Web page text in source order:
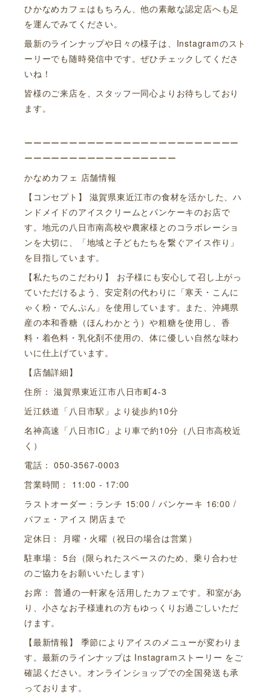
ひかなめカフェはもちろん、他の素敵な認定店へも足
を運んでみてください。
最新のラインナップや日々の様子は、Instagramのスト
ーリーでも随時発信中です。ぜひチェックしてくださ
いね！
皆様のご来店を、スタッフ一同心よりお待ちしており
ます。
ーーーーーーーーーーーーーーーーーーーーーーーー
ーーーーーーーーーーーーーーーーー
かなめカフェ 店舗情報
【コンセプト】 滋賀県東近江市の食材を活かした、ハ
ンドメイドのアイスクリームとパンケーキのお店で
す。地元の八日市南高校や農家様とのコラボレーショ
ンを大切に、「地域と子どもたちを繋ぐアイス作り」
を目指しています。
【私たちのこだわり】 お子様にも安心して召し上がっ
ていただけるよう、安定剤の代わりに「寒天・こんに
ゃく粉・でんぷん」を使用しています。また、沖縄県
産の本和香糖（ほんわかとう）や粗糖を使用し、香
料・着色料・乳化剤不使用の、体に優しい自然な味わ
いに仕上げています。
【店舗詳細】
住所： 滋賀県東近江市八日市町4-3
近江鉄道「八日市駅」より徒歩約10分
名神高速「八日市IC」より車で約10分（八日市高校近
く）
電話： 050-3567-0003
営業時間： 11:00 - 17:00
ラストオーダー：ランチ 15:00 / パンケーキ 16:00 /
パフェ・アイス 閉店まで
定休日： 月曜・火曜（祝日の場合は営業）
駐車場： 5台（限られたスペースのため、乗り合わせ
のご協力をお願いいたします）
お席： 普通の一軒家を活用したカフェです。和室があ
り、小さなお子様連れの方もゆっくりお過ごしいただ
けます。
【最新情報】 季節によりアイスのメニューが変わりま
す。最新のラインナップは Instagramストーリー をご
確認ください。オンラインショップでの全国発送も承
っております。